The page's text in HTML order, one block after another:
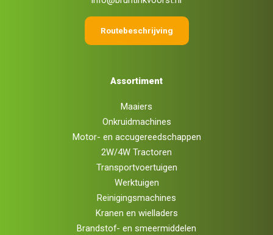
Routebeschrijving
Assortiment
Maaiers
Onkruidmachines
Motor- en accugereedschappen
2W/4W Tractoren
Transportvoertuigen
Werktuigen
Reinigingsmachines
Kranen en wielladers
Brandstof- en smeermiddelen